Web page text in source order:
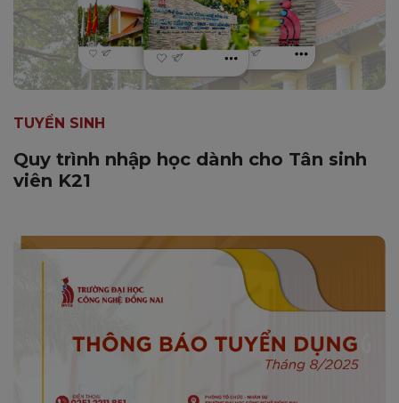
TUYỂN SINH
Quy trình nhập học dành cho Tân sinh
viên K21